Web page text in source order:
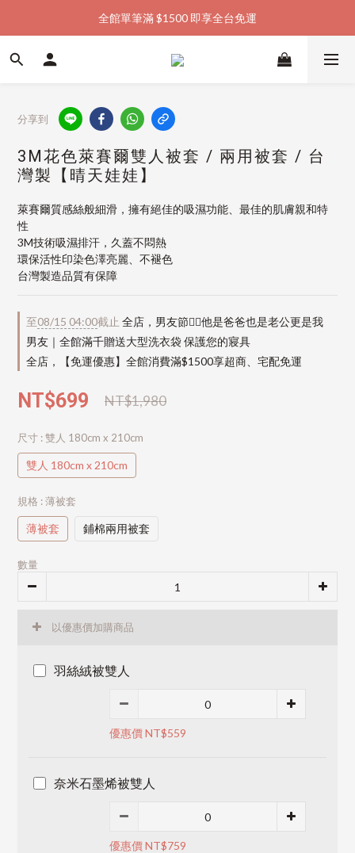
加入會員購物金  馬上領  馬上折
全館單筆滿 $1500 即享全台免運
加入會員購物金  馬上領  馬上折
分享到
3M花色萊賽爾雙人被套 / 兩用被套 / 台
灣製【晴天娃娃】
萊賽爾質感絲般細滑，擁有絕佳的吸濕功能、最佳的肌膚親和特
性
3M技術吸濕排汗，久蓋不悶熱
環保活性印染色澤亮麗、不褪色
台灣製造品質有保障
至08/15 04:00截止 全店，男友節👱‍♂️他是爸爸也是老公更是我
男友｜全館滿千贈送大型洗衣袋 保護您的寢具
全店，【免運優惠】全館消費滿$1500享超商、宅配免運
NT$1,980
NT$699
尺寸 : 雙人 180cm x 210cm
雙人 180cm x 210cm
規格 : 薄被套
薄被套 鋪棉兩用被套
數量
以優惠價加購商品
羽絲絨被雙人
優惠價 NT$559
奈米石墨烯被雙人
優惠價 NT$759